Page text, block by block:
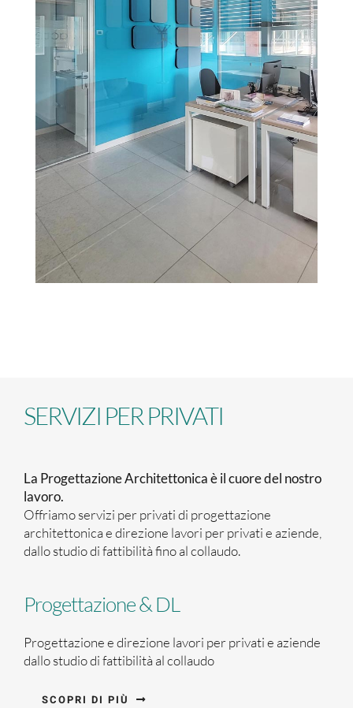
SERVIZI PER PRIVATI
La Progettazione Architettonica è il cuore del nostro
lavoro.
Offriamo servizi per privati di progettazione
architettonica e direzione lavori per privati e aziende,
dallo studio di fattibilità fino al collaudo.
Progettazione & DL
Progettazione e direzione lavori per privati e aziende
dallo studio di fattibilità al collaudo
SCOPRI DI PIÙ